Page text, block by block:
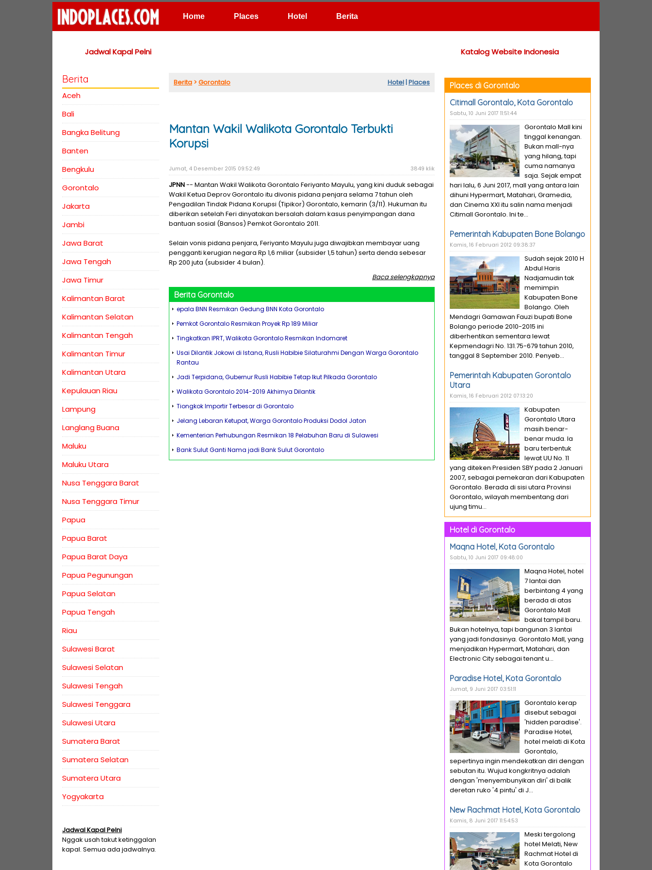
Home Places Hotel Berita
Jadwal Kapal Pelni Katalog Website Indonesia
Berita
Aceh
Bali
Bangka Belitung
Banten
Bengkulu
Gorontalo
Jakarta
Jambi
Jawa Barat
Jawa Tengah
Jawa Timur
Kalimantan Barat
Kalimantan Selatan
Kalimantan Tengah
Kalimantan Timur
Kalimantan Utara
Kepulauan Riau
Lampung
Langlang Buana
Maluku
Maluku Utara
Nusa Tenggara Barat
Nusa Tenggara Timur
Papua
Papua Barat
Papua Barat Daya
Papua Pegunungan
Papua Selatan
Papua Tengah
Riau
Sulawesi Barat
Sulawesi Selatan
Sulawesi Tengah
Sulawesi Tenggara
Sulawesi Utara
Sumatera Barat
Sumatera Selatan
Sumatera Utara
Yogyakarta
Jadwal Kapal Pelni
Nggak usah takut ketinggalan
kapal. Semua ada jadwalnya.
Berita >Gorontalo Hotel|Places
Mantan Wakil Walikota Gorontalo Terbukti
Korupsi
Jumat, 4 Desember 2015 09:52:49 3849 klik
JPNN-- Mantan Wakil Walikota Gorontalo Feriyanto Mayulu, yang kini duduk sebagai
Wakil Ketua Deprov Gorontalo itu divonis pidana penjara selama 7 tahun oleh
Pengadilan Tindak Pidana Korupsi (Tipikor) Gorontalo, kemarin (3/11). Hukuman itu
diberikan setelah Feri dinyatakan bersalah dalam kasus penyimpangan dana
bantuan sosial (Bansos) Pemkot Gorontalo 2011.
Selain vonis pidana penjara, Feriyanto Mayulu juga diwajibkan membayar uang
pengganti kerugian negara Rp 1,6 miliar (subsider 1,5 tahun) serta denda sebesar
Rp 200 juta (subsider 4 bulan).
Baca selengkapnya
Berita Gorontalo
epala BNN Resmikan Gedung BNN Kota Gorontalo
Pemkot Gorontalo Resmikan Proyek Rp 189 Miliar
Tingkatkan IPRT, Walikota Gorontalo Resmikan Indomaret
Usai Dilantik Jokowi di Istana, Rusli Habibie Silaturahmi Dengan Warga Gorontalo
Rantau
Jadi Terpidana, Gubernur Rusli Habibie Tetap Ikut Pilkada Gorontalo
Walikota Gorontalo 2014-2019 Akhirnya Dilantik
Tiongkok Importir Terbesar di Gorontalo
Jelang Lebaran Ketupat, Warga Gorontalo Produksi Dodol Jaton
Kementerian Perhubungan Resmikan 18 Pelabuhan Baru di Sulawesi
Bank Sulut Ganti Nama jadi Bank Sulut Gorontalo
Places di Gorontalo
Citimall Gorontalo, Kota Gorontalo
Sabtu, 10 Juni 2017 11:51:44
Gorontalo Mall kini
tinggal kenangan.
Bukan mall-nya
yang hilang, tapi
cuma namanya
saja. Sejak empat
hari lalu, 6 Juni 2017, mall yang antara lain
dihuni Hypermart, Matahari, Gramedia,
dan Cinema XXI itu salin nama menjadi
Citimall Gorontalo. Ini te...
Pemerintah Kabupaten Bone Bolango
Kamis, 16 Februari 2012 09:38:37
Sudah sejak 2010 H
Abdul Haris
Nadjamudin tak
memimpin
Kabupaten Bone
Bolango. Oleh
Mendagri Gamawan Fauzi bupati Bone
Bolango periode 2010-2015 ini
diberhentikan sementara lewat
Kepmendagri No. 131.75-679 tahun 2010,
tanggal 8 September 2010. Penyeb...
Pemerintah Kabupaten Gorontalo
Utara
Kamis, 16 Februari 2012 07:13:20
Kabupaten
Gorontalo Utara
masih benar-
benar muda. Ia
baru terbentuk
lewat UU No. 11
yang diteken Presiden SBY pada 2 Januari
2007, sebagai pemekaran dari Kabupaten
Gorontalo. Berada di sisi utara Provinsi
Gorontalo, wilayah membentang dari
ujung timu...
Hotel di Gorontalo
Maqna Hotel, Kota Gorontalo
Sabtu, 10 Juni 2017 09:48:00
Maqna Hotel, hotel
7 lantai dan
berbintang 4 yang
berada di atas
Gorontalo Mall
bakal tampil baru.
Bukan hotelnya, tapi bangunan 3 lantai
yang jadi fondasinya. Gorontalo Mall, yang
menjadikan Hypermart, Matahari, dan
Electronic City sebagai tenant u...
Paradise Hotel, Kota Gorontalo
Jumat, 9 Juni 2017 03:51:11
Gorontalo kerap
disebut sebagai
'hidden paradise'.
Paradise Hotel,
hotel melati di Kota
Gorontalo,
sepertinya ingin mendekatkan diri dengan
sebutan itu. Wujud kongkritnya adalah
dengan 'menyembunyikan diri' di balik
deretan ruko '4 pintu' di J...
New Rachmat Hotel, Kota Gorontalo
Kamis, 8 Juni 2017 11:54:53
Meski tergolong
hotel Melati, New
Rachmat Hotel di
Kota Gorontalo